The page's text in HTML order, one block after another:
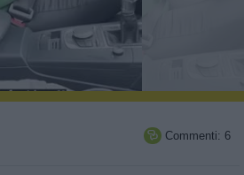
 Commenti: 6